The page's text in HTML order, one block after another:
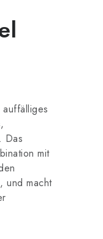
Das
mit
und macht